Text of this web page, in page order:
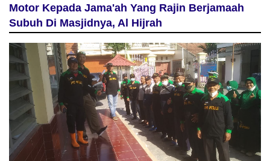
Motor Kepada Jama'ah Yang Rajin Berjamaah
Subuh Di Masjidnya, Al Hijrah